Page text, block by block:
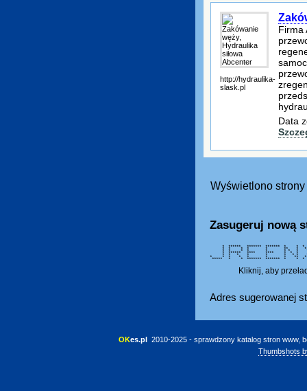
http://hydraulika-
slask.pl
Firma
Data
Wyświetlono
Zasugeruj nową
* ****** ******* ******* * * *
* * * * * ** *
* * * * * * * *
* ****** **** **** * * *
* * * * * * * *
* * * * * * * **
***** * * ******* *******
Kliknij, aby
Adres sugerowanej
OKes.pl 2010-2025 - sprawdzony katalog stron www,
Thumbshots